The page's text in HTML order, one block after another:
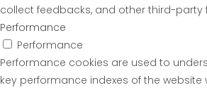
collect feedbacks, and other third-party
Performance
Performance
Performance cookies are used to
key performance indexes of the website